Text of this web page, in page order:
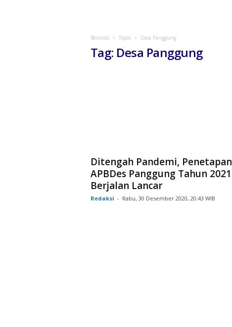
Beranda Topik Desa Panggung
Tag: Desa Panggung
Ditengah Pandemi, Penetapan
APBDes Panggung Tahun 2021
Berjalan Lancar
Redaksi - Rabu, 30 Desember 2020, 20:43 WIB